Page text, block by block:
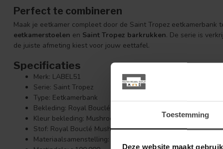
Toestemming
Deze website maakt
Perfect te combineren
Maak je eetkamer compleet door de Saint Tropez eetkamerbank
eetkamerstoelen en Saint Tropez barkrukken. De serie is
de juiste afmeting kiest voor jouw eettafel.
Specificaties
Merk: LABEL51
Serie: Saint Tropez
Type: Eetkamerbank
Bekleding: Royal Bouclé
Kleur bekleding: Mushroom
Stof: Royal Bouclé Mushroom 170
Materiaalsamenstelling: 100% PES